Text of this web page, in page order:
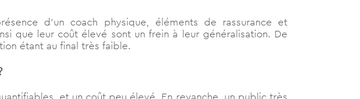
d’un coach physique, éléments de rassurance et
que leur coût élevé sont un frein à leur généralisation. De
étant au final très faible.